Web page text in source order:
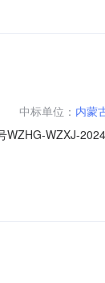
中标单位： 内蒙
WZXJ-
心联系电话：